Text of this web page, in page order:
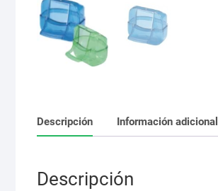
Descripción Información adicional
Descripción